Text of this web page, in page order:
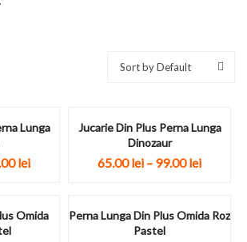
Sort by Default
Lunga
lei
Jucarie Din Plus Perna Lunga
Dinozaur
65.00lei – 99.00lei
Omida
Perna Lunga Din Plus Omida Roz
Pastel